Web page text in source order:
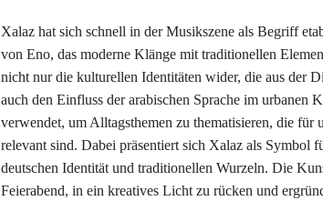
Xalaz hat sich schnell in der Musikszene als Begriff
von Eno, das moderne Klänge mit traditionellen
nicht nur die kulturellen Identitäten wider, die aus der
auch den Einfluss der arabischen Sprache im urbanen
verwendet, um Alltagsthemen zu thematisieren, die für
relevant sind. Dabei präsentiert sich Xalaz als Symbol
deutschen Identität und traditionellen Wurzeln. Die
Feierabend, in ein kreatives Licht zu rücken und